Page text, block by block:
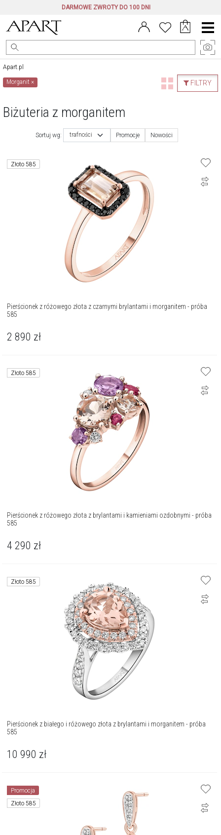
DARMOWE ZWROTY DO 100 DNI
Menu
główne
Apart.pl
FILTRY
Morganit×
Biżuteria z morganitem
Sortuj wg: trafności Promocje Nowości
Złoto 585
Pierścionek z różowego złota z czarnymi brylantami i morganitem - próba
585
2 890 zł
Złoto 585
Pierścionek z różowego złota z brylantami i kamieniami ozdobnymi - próba
585
4 290 zł
Złoto 585
Pierścionek z białego i różowego złota z brylantami i morganitem - próba
585
10 990 zł
Promocja
Złoto 585